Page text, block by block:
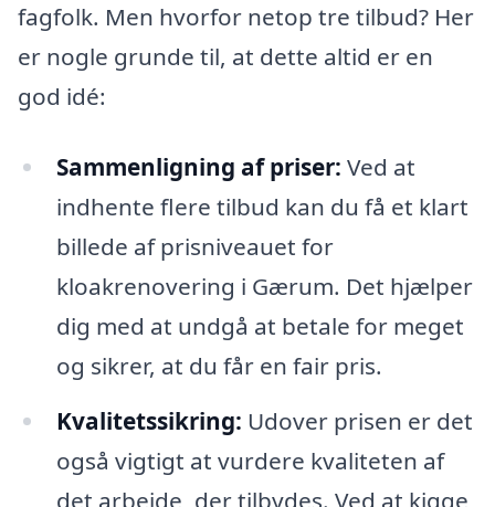
fagfolk. Men hvorfor netop tre tilbud? Her
er nogle grunde til, at dette altid er en
god idé:
Sammenligning af priser: Ved at
indhente flere tilbud kan du få et klart
billede af prisniveauet for
kloakrenovering i Gærum. Det hjælper
dig med at undgå at betale for meget
og sikrer, at du får en fair pris.
Kvalitetssikring: Udover prisen er det
også vigtigt at vurdere kvaliteten af
det arbejde, der tilbydes. Ved at kigge